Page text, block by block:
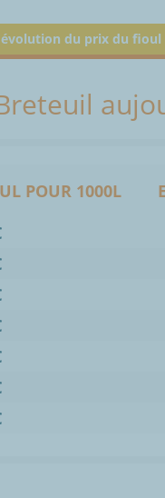
du prix du fioul
POUR 1000L